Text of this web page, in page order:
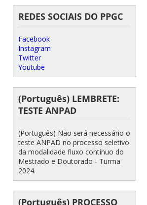
REDES SOCIAIS DO PPGC
Facebook
Instagram
Twitter
Youtube
(Português) LEMBRETE:
TESTE ANPAD
(Português) Não será necessário o
teste ANPAD no processo seletivo
da modalidade fluxo contínuo do
Mestrado e Doutorado - Turma
2024.
(Português) PROCESSO